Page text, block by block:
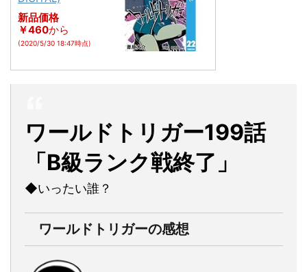
新品価格
￥460から
(2020/5/30 18:47時点)
ワールドトリガー199話
「B級ランク戦終了」
◆いったい誰？
ワールドトリガーの感想